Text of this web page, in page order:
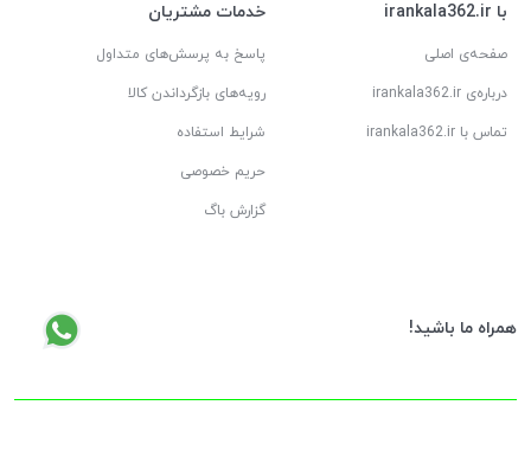
با irankala362.ir
صفحه‌ی اصلی
درباره‌ی irankala362.ir
تماس با irankala362.ir
خدمات مشتریان
پاسخ به پرسش‌های متداول
رویه‌های بازگرداندن کالا
شرایط استفاده
حریم خصوصی
گزارش باگ
همراه ما باشید!